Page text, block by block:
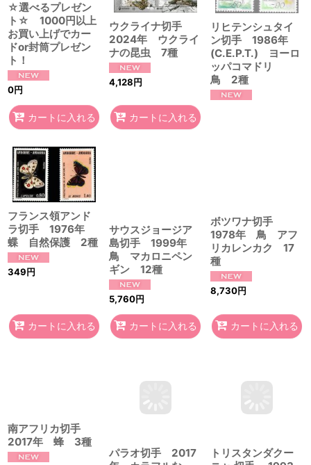
☆選べるプレゼン
ト☆ 1000円以上
お買い上げでカー
ドor封筒プレゼン
ト！
0円
カートに入れる
ウクライナ切手
2024年 ウクライ
ナの昆虫 7種
4,128円
カートに入れる
リヒテンシュタイ
ン切手 1986年
(C.E.P.T.) ヨーロ
ッパコマドリ
鳥 2種
フランス領アンド
ラ切手 1976年
蝶 自然保護 2種
349円
カートに入れる
サウスジョージア
島切手 1999年
鳥 マカロニペン
ギン 12種
5,760円
カートに入れる
ボツワナ切手
1978年 鳥 アフ
リカレンカク 17
種
8,730円
カートに入れる
南アフリカ切手
2017年 蜂 3種
パラオ切手 2017
トリスタンダクー
ムシ 3種